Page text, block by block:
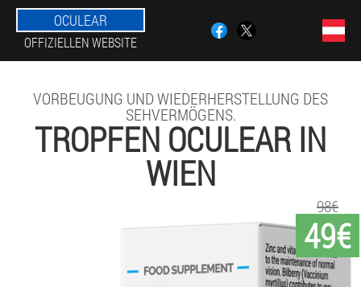
OCULEAR
OFFIZIELLEN WEBSITE
VORBEUGUNG UND WIEDERHERSTELLUNG DES
SEHVERMÖGENS.
TROPFEN OCULEAR IN
WIEN
49€
98€